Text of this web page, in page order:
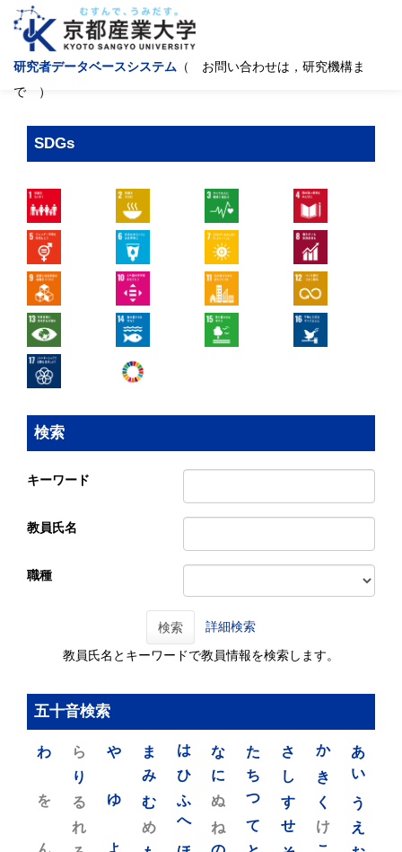
研究者データベースシステム （ お問い合わせは，研究機構ま
で ）
SDGs
検索
キーワード
教員氏名
職種
検索 詳細検索
教員氏名とキーワードで教員情報を検索します。
五十音検索
あ
い
う
え
お
か
き
く
け
こ
さ
し
す
せ
そ
た
ち
つ
て
と
な
に
ぬ
ね
の
は
ひ
ふ
へ
ほ
ま
み
む
め
も
や
ゆ
よ
ら
り
る
れ
ろ
わ
を
ん